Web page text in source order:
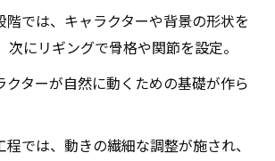
階では、キャラクターや背景の形状を
次にリギングで骨格や関節を設定。
クターが自然に動くための基礎が作ら
では、動きの繊細な調整が施され、